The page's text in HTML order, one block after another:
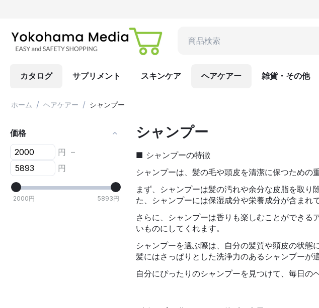
カタログ サプリメント スキンケア ヘアケアー 雑貨・その他
ホーム / ヘアケアー / シャンプー
価格
円 –
円
2000円 5893円
シャンプー
■ シャンプーの特徴
シャンプーは、髪の毛や頭皮を清潔に保つための
まず、シャンプーは髪の汚れや余分な皮脂を取
た、シャンプーには保湿成分や栄養成分が含まれ
さらに、シャンプーは香りも楽しむことができ
いものにしてくれます。
シャンプーを選ぶ際は、自分の髪質や頭皮の状
髪にはさっぱりとした洗浄力のあるシャンプーが
自分にぴったりのシャンプーを見つけて、毎日の